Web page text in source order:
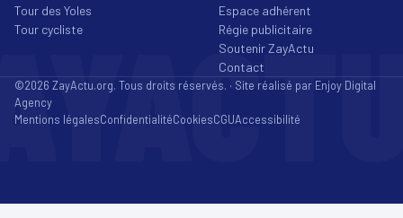
Tour des Yoles
Tour cycliste
Espace adhérent
Régie publicitaire
Soutenir ZayActu
Contact
©2026 ZayActu.org. Tous droits réservés. · Site réalisé par Enjoy Digital
Agency
Mentions légalesConfidentialitéCookiesCGUAccessibilité